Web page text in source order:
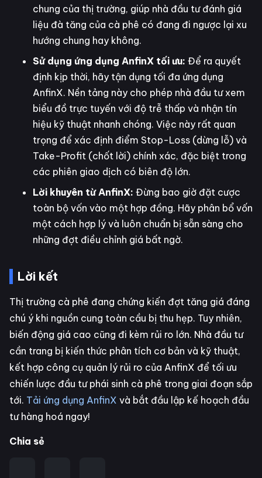
chung của thị trường, giúp nhà đầu tư đánh giá
liệu đà tăng của cà phê có đang đi ngược lại xu
hướng chung hay không.
Sử dụng ứng dụng AnfinX tối ưu: Để ra quyết
định kịp thời, hãy tận dụng tối đa ứng dụng
AnfinX. Nền tảng này cho phép nhà đầu tư xem
biểu đồ trực tuyến với độ trễ thấp và nhận tín
hiệu kỹ thuật nhanh chóng. Việc này rất quan
trọng để xác định điểm Stop-Loss (dừng lỗ) và
Take-Profit (chốt lời) chính xác, đặc biệt trong
các phiên giao dịch có biên độ lớn.
Lời khuyên từ AnfinX: Đừng bao giờ đặt cược
toàn bộ vốn vào một hợp đồng. Hãy phân bổ vốn
một cách hợp lý và luôn chuẩn bị sẵn sàng cho
những đợt điều chỉnh giá bất ngờ.
Lời kết
Thị trường cà phê đang chứng kiến đợt tăng giá đáng
chú ý khi nguồn cung toàn cầu bị thu hẹp. Tuy nhiên,
biến động giá cao cũng đi kèm rủi ro lớn. Nhà đầu tư
cần trang bị kiến thức phân tích cơ bản và kỹ thuật,
kết hợp công cụ quản lý rủi ro của AnfinX để tối ưu
chiến lược đầu tư phái sinh cà phê trong giai đoạn sắp
tới. Tải ứng dụng AnfinX và bắt đầu lập kế hoạch đầu
tư hàng hoá ngay!
Chia sẻ